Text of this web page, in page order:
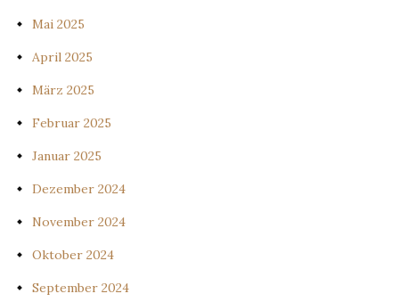
Mai 2025
April 2025
März 2025
Februar 2025
Januar 2025
Dezember 2024
November 2024
Oktober 2024
September 2024